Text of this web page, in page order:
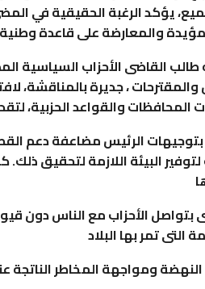
يؤكد الرغبة الحقيقية في
والمعارضة على قاعدة
القاضى الأحزاب السياسية
والمقترحات ، جديرة بالمناقشة،
المحافظات والقواعد الحزبية،
الرئيس مضاعفة دعم
لتوفير البيئة اللازمة لتحقيق
الأحزاب مع الناس دون
التى تمر بها البلاد
ومواجهة المخاطر الناتجة
أسبوع واحد منذ
تقارير
التنفيذي للمجلس العربي
الصحية…
AKHERALANBAAEG أسبوعين منذ 0